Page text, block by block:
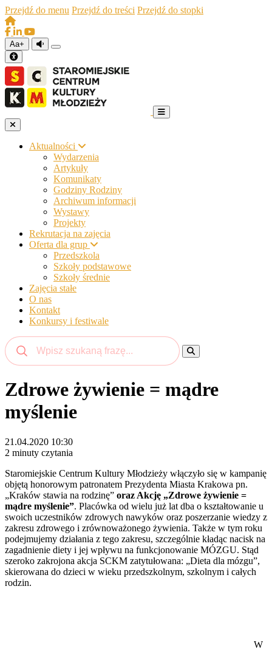
Przejdź do menu Przejdź do treści Przejdź do stopki
Aa+
Aktualności
Wydarzenia
Artykuły
Komunikaty
Godziny Rodziny
Archiwum informacji
Wystawy
Projekty
Rekrutacja na zajęcia
Oferta dla grup
Przedszkola
Szkoły podstawowe
Szkoły średnie
Zajęcia stałe
O nas
Kontakt
Konkursy i festiwale
Zdrowe żywienie = mądre
myślenie
21.04.2020 10:30
2 minuty czytania
Staromiejskie Centrum Kultury Młodzieży włączyło się w kampanię
objętą honorowym patronatem Prezydenta Miasta Krakowa pn.
„Kraków stawia na rodzinę” oraz Akcję „Zdrowe żywienie =
mądre myślenie”. Placówka od wielu już lat dba o kształtowanie u
swoich uczestników zdrowych nawyków oraz poszerzanie wiedzy z
zakresu zdrowego i zrównoważonego żywienia. Także w tym roku
podejmujemy działania z tego zakresu, szczególnie kładąc nacisk na
zagadnienie diety i jej wpływu na funkcjonowanie MÓZGU. Stąd
szeroko zakrojona akcja SCKM zatytułowana: „Dieta dla mózgu”,
skierowana do dzieci w wieku przedszkolnym, szkolnym i całych
rodzin.
W